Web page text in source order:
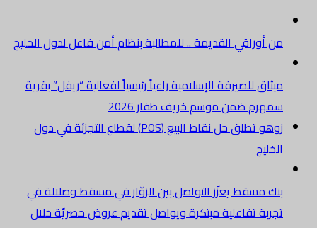
من أوراقي القديمة .. للمطالبة بنظام أمن فاعل لدول الخليج
ميثاق للصيرفة الإسلامية راعياً رئيسياً لفعالية “ريفل” بقرية
سمهرم ضمن موسم خريف ظفار 2026
زوهو تطلق حل نقاط البيع (POS) لقطاع التجزئة في دول
الخليج
بنك مسقط يعزّز التواصل بين الزوّار في مسقط وصلالة في
تجربة تفاعلية مبتكرة ويواصل تقديم عروض حصريّة خلال